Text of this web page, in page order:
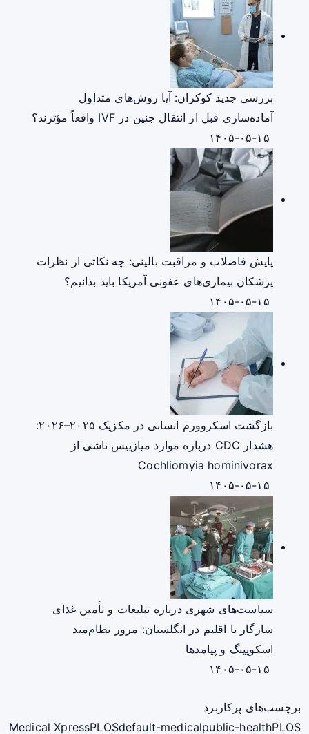
بررسی جدید کوکران: آیا روش‌های متداول
آماده‌سازی قبل از انتقال جنین در IVF واقعاً مؤثرند؟
پایش فاضلاب و مراقبت بالینی: چه نکاتی از نظرات
پزشکان بیماری‌های عفونی آمریکا باید بدانیم؟
بازگشت اسکروورم انسانی در مکزیک ۲۰۲۵–۲۰۲۶:
هشدار CDC درباره موارد میازییس ناشی از
Cochliomyia hominivorax
سیاست‌های شهری درباره تبلیغات و تأمین غذای
سازگار با اقلیم در انگلستان: مرور نظام‌مند
اسکوپینگ و پیامدها
برچسب‌های پرکاربرد
Medical XpressPLOSdefault-medicalpublic-healthPLOS